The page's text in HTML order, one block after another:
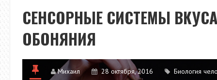
СЕНСОРНЫЕ СИСТЕМЫ
ОБОНЯНИЯ
Михаил 28 октября, 2016
Биология